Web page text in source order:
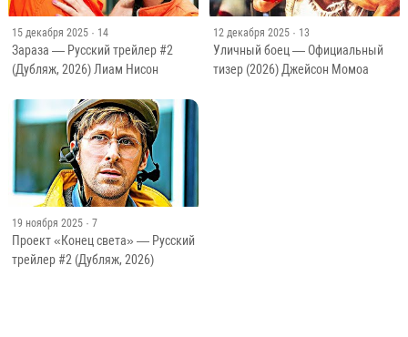
15 декабря 2025 · 14
Зараза — Русский трейлер #2
(Дубляж, 2026) Лиам Нисон
12 декабря 2025 · 13
Уличный боец — Официальный
тизер (2026) Джейсон Момоа
19 ноября 2025 · 7
Проект «Конец света» — Русский
трейлер #2 (Дубляж, 2026)